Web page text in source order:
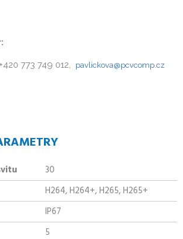
773 749 012, pavlickova@pcvcomp.cz
30
H264, H264+, H265, H265+
IP67
5